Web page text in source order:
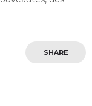
SHARE